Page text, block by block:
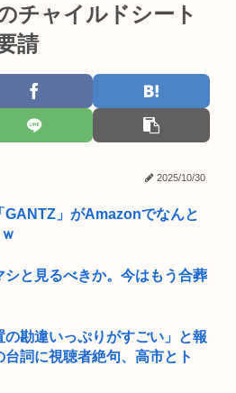
チャイルドシート
請
2025/10/30
GANTZ」がAmazonでなんと
シと見るべきか。今はもう合葬
の勘違いっぷりがすごい」と報
詞に視聴者絶句、高市とト